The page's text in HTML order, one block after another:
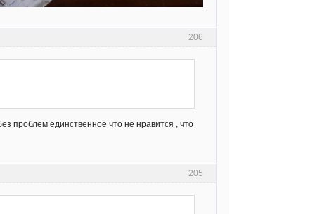
206
проблем единственное что не нравится , что
205